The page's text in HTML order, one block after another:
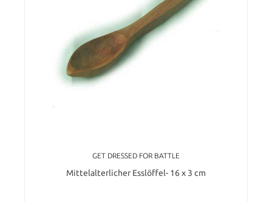
GET DRESSED FOR BATTLE
Mittelalterlicher Esslöffel- 16 x 3 cm